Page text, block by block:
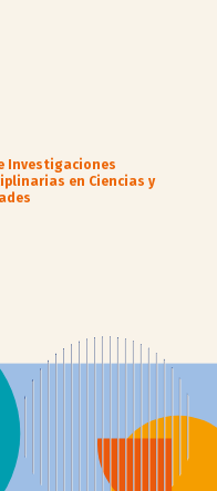
Investigaciones
en Ciencias y